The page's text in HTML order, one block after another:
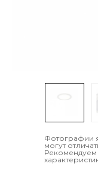
Фотографии
могут